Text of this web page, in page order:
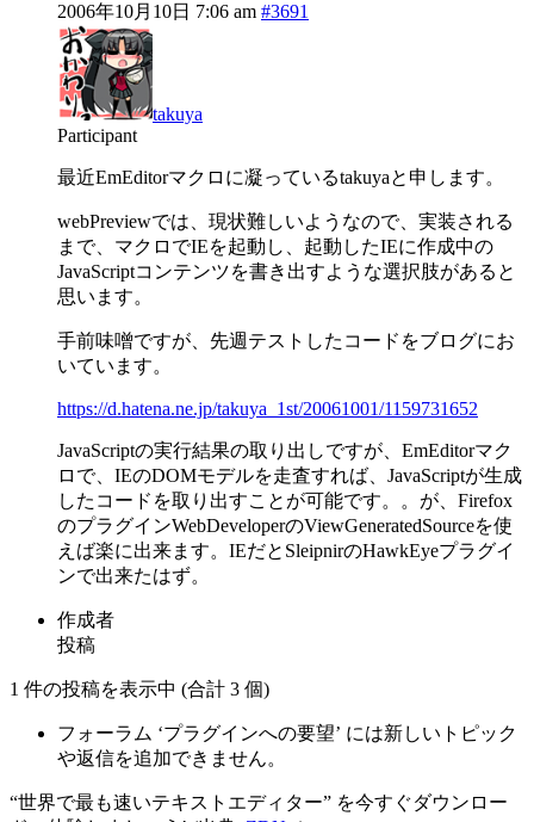
2006年10月10日 7:06 am #3691
takuya
Participant
最近EmEditorマクロに凝っているtakuyaと申します。
webPreviewでは、現状難しいようなので、実装される
まで、マクロでIEを起動し、起動したIEに作成中の
JavaScriptコンテンツを書き出すような選択肢があると
思います。
手前味噌ですが、先週テストしたコードをブログにお
いています。
https://d.hatena.ne.jp/takuya_1st/20061001/1159731652
JavaScriptの実行結果の取り出しですが、EmEditorマク
ロで、IEのDOMモデルを走査すれば、JavaScriptが生成
したコードを取り出すことが可能です。。が、Firefox
のプラグインWebDeveloperのViewGeneratedSourceを使
えば楽に出来ます。IEだとSleipnirのHawkEyeプラグイ
ンで出来たはず。
作成者
投稿
1 件の投稿を表示中 (合計 3 個)
フォーラム ‘プラグインへの要望’ には新しいトピック
や返信を追加できません。
“世界で最も速いテキストエディター” を今すぐダウンロー